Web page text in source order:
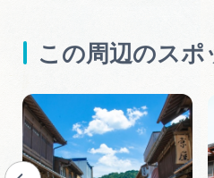
この周辺のスポ